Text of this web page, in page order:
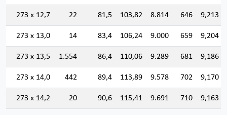
273 x 12,7 22 81,5 103,82 8.814 646 9,213
273 x 13,0 14 83,4 106,24 9.000 659 9,204
273 x 13,5 1.554 86,4 110,06 9.289 681 9,186
273 x 14,0 442 89,4 113,89 9.578 702 9,170
273 x 14,2 20 90,6 115,41 9.691 710 9,163